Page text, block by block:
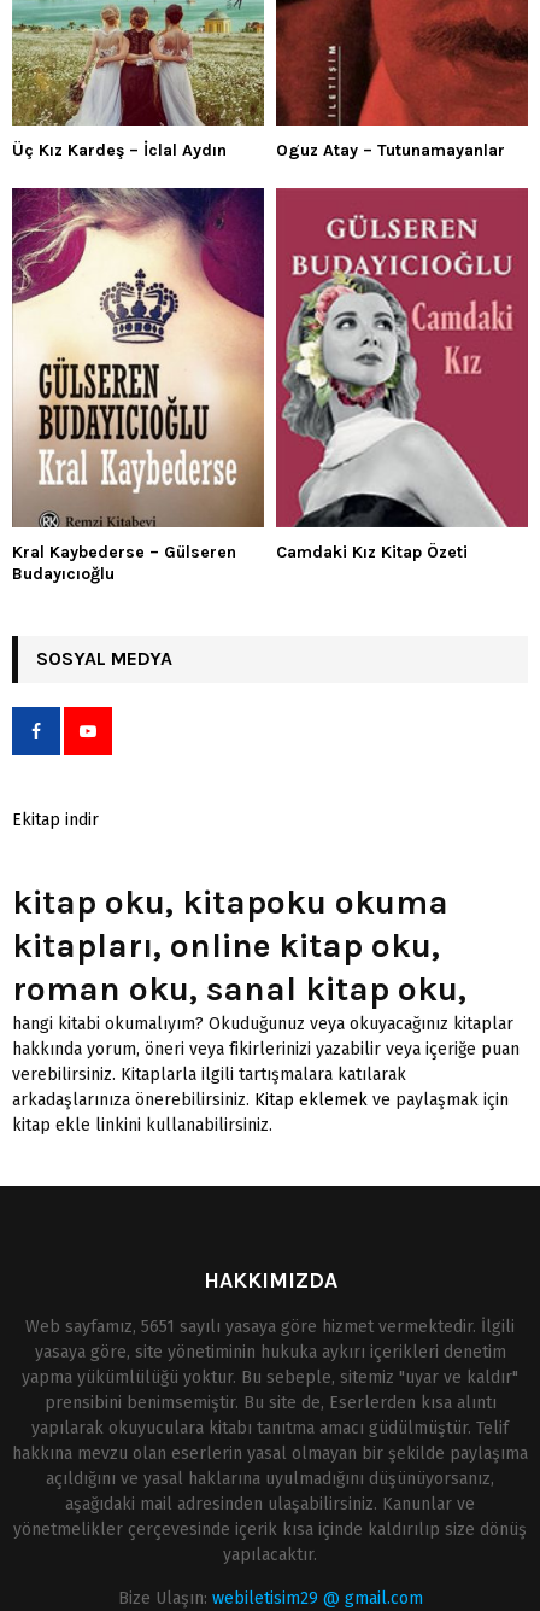
Üç Kız Kardeş – İclal Aydın Oguz Atay – Tutunamayanlar
Kral Kaybederse – Gülseren
Budayıcıoğlu
Camdaki Kız Kitap Özeti
SOSYAL MEDYA
Ekitap indir
kitap oku, kitapoku okuma
kitapları, online kitap oku,
roman oku, sanal kitap oku,
hangi kitabi okumalıyım? Okuduğunuz veya okuyacağınız kitaplar
hakkında yorum, öneri veya fikirlerinizi yazabilir veya içeriğe puan
verebilirsiniz. Kitaplarla ilgili tartışmalara katılarak
arkadaşlarınıza önerebilirsiniz. Kitap eklemek ve paylaşmak için
kitap ekle linkini kullanabilirsiniz.
HAKKIMIZDA
Web sayfamız, 5651 sayılı yasaya göre hizmet vermektedir. İlgili
yasaya göre, site yönetiminin hukuka aykırı içerikleri denetim
yapma yükümlülüğü yoktur. Bu sebeple, sitemiz "uyar ve kaldır"
prensibini benimsemiştir. Bu site de, Eserlerden kısa alıntı
yapılarak okuyuculara kitabı tanıtma amacı güdülmüştür. Telif
hakkına mevzu olan eserlerin yasal olmayan bir şekilde paylaşıma
açıldığını ve yasal haklarına uyulmadığını düşünüyorsanız,
aşağıdaki mail adresinden ulaşabilirsiniz. Kanunlar ve
yönetmelikler çerçevesinde içerik kısa içinde kaldırılıp size dönüş
yapılacaktır.
Bize Ulaşın: webiletisim29 @ gmail.com